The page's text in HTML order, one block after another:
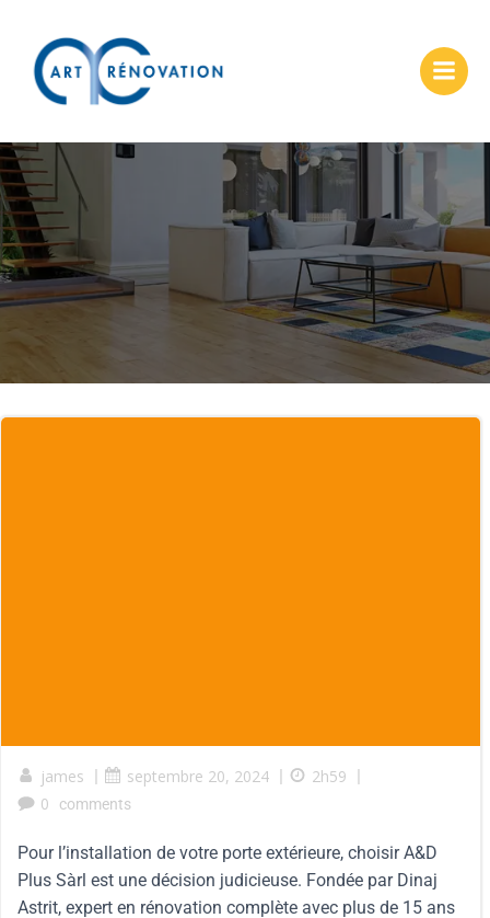
james | septembre 20, 2024 | 2h59 |
0
comments
Pour l’installation de votre porte extérieure, choisir A&D
Plus Sàrl est une décision judicieuse. Fondée par Dinaj
Astrit, expert en rénovation complète avec plus de 15 ans